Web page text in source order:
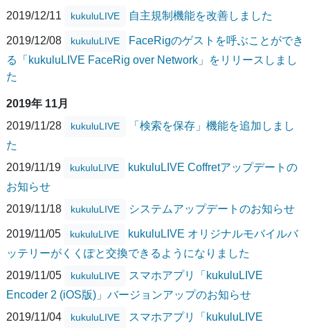
2019/12/11
kukuluLIVE 自主規制機能を改善しました
2019/12/08 kukuluLIVE
FaceRigのゲストを呼ぶことができ
る「kukuluLIVE FaceRig over Network」をリリースしまし
た
2019年 11月
2019/11/28
kukuluLIVE
「検索を保存」機能を追加しまし
た
2019/11/19
kukuluLIVE
kukuluLIVE Coffretアップデートの
お知らせ
2019/11/18
kukuluLIVE システムアップデートのお知らせ
2019/11/05 kukuluLIVE
kukuluLIVE オリジナルモバイルバ
ッテリーがくくぽと交換できるようになりました
2019/11/05
kukuluLIVE
スマホアプリ「kukuluLIVE
Encoder 2 (iOS版)」バージョンアップのお知らせ
2019/11/04
kukuluLIVE
スマホアプリ「kukuluLIVE